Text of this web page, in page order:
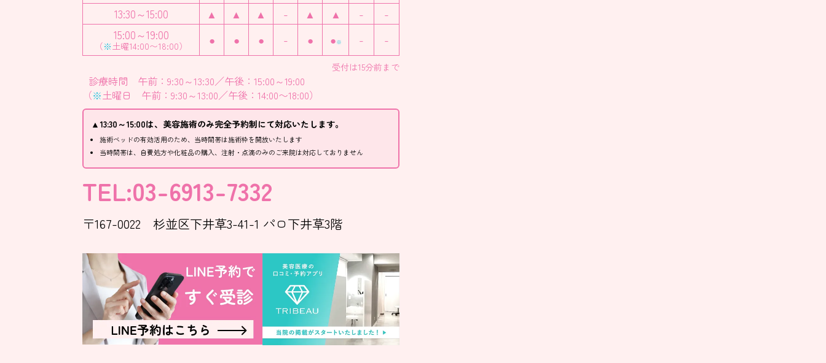
13:30～15:00
▲ ▲ ▲ - ▲ ▲ -
-
15:00～19:00
（※ 土曜14:00〜18:00） ● ● ● - ● ●※ - -
受付は15分前まで
診療時間 午前：9:30～13:30／午後：15:00～19:00
（※土曜日 午前：9:30～13:00／午後：14:00〜18:00）
▲13:30～15:00は、美容施術のみ完全予約制にて対応いたします。
施術ベッドの有効活用のため、当時間帯は施術枠を開放いたします
当時間帯は、自費処方や化粧品の購入、注射・点滴のみのご来院は対応しておりません
TEL:03-6913-7332
〒167-0022 杉並区下井草3-41-1 パロ下井草3階